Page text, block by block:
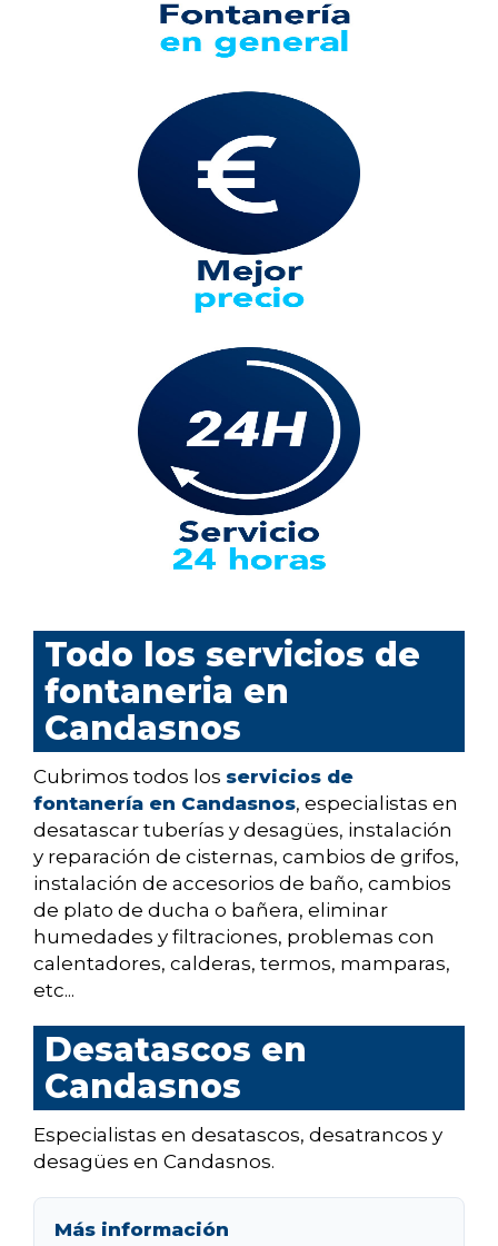
Todo los servicios de
fontaneria en
Candasnos
Cubrimos todos los servicios de
fontanería en Candasnos, especialistas en
desatascar tuberías y desagües, instalación
y reparación de cisternas, cambios de grifos,
instalación de accesorios de baño, cambios
de plato de ducha o bañera, eliminar
humedades y filtraciones, problemas con
calentadores, calderas, termos, mamparas,
etc...
Desatascos en
Candasnos
Especialistas en desatascos, desatrancos y
desagües en Candasnos.
Más información